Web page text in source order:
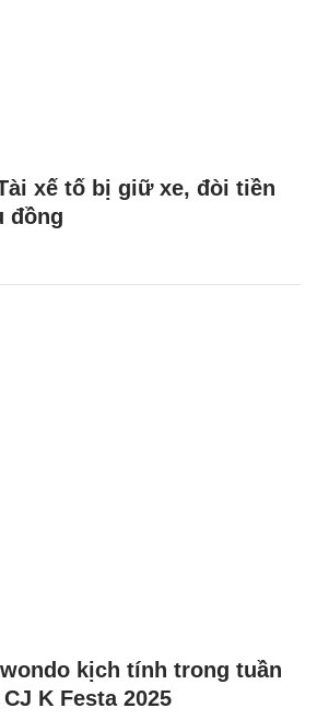
xế tố bị giữ xe, đòi tiền
đồng
kịch tính trong tuần
K Festa 2025